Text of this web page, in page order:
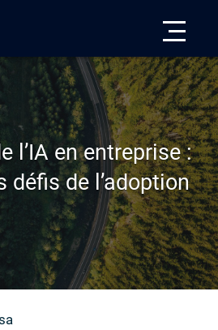
l’IA en entreprise :
défis de l’adoption